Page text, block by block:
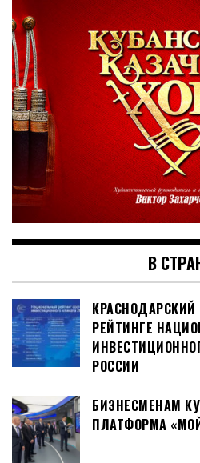
В
РЕЙТИНГЕ
РОССИИ
БИЗНЕСМЕНАМ
ПЛАТФОРМА